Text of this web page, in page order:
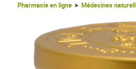
Pharmacie en ligne Médecines